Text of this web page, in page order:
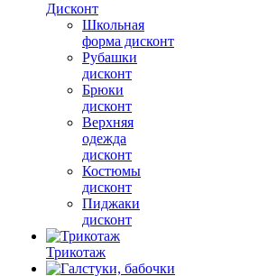
Дисконт
Школьная
форма дисконт
Рубашки
дисконт
Брюки
дисконт
Верхняя
одежда
дисконт
Костюмы
дисконт
Пиджаки
дисконт
Трикотаж